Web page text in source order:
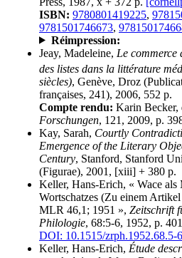
ISBN: 9780801419225,
9781501746673,
Réimpression:
Jeay, Madeleine, Le commerce
des listes dans la littérature
siècles), Genève, Droz
françaises, 241), 2006, 552 p.
Compte rendu: Karin Becker,
Forschungen, 121, 2009, p.
Kay, Sarah, Courtly
Emergence of the Literary
Century, Stanford, Stanford
(Figurae), 2001, [xiii] + 380 p.
Keller, Hans-Erich, « Wace als
Wortschatzes (Zu einem
MLR 46,1; 1951 », Zeitschrift
Philologie, 68:5-6, 1952, p.
DOI: 10.1515/zrph.1952.68.5-
Keller, Hans-Erich, Étude